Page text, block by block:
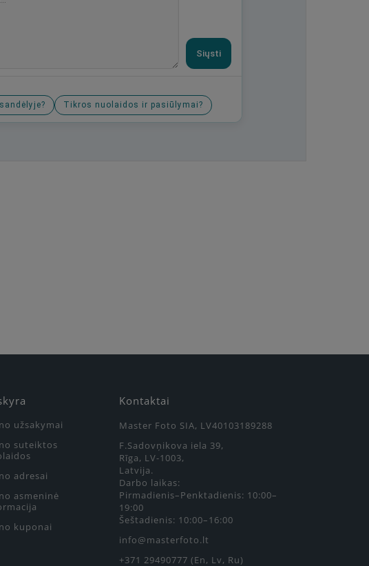
Siųsti
Tikros nuolaidos ir pasiūlymai?
užsakymai
suteiktos
adresai
asmeninė
kuponai
Kontaktai
Master Foto SIA, LV40103189288
F.Sadovņikova iela 39,
Rīga, LV-1003,
Latvija.
Darbo laikas:
Pirmadienis–Penktadienis: 10:00–
19:00
Šeštadienis: 10:00–16:00
info@masterfoto.lt
+371 29490777 (En, Lv, Ru)